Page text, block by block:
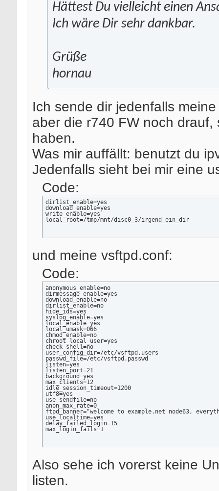
Hättest Du vielleicht einen
Ich wäre Dir sehr dankbar.
Grüße
hornau
Ich sende dir jedenfalls
aber die r740 FW noch
haben.
Was mir auffällt: benutzt du
Jedenfalls sieht bei mir eine
Code:
dirlist_enable=yes
download_enable=yes
write_enable=yes
local_root=/tmp/mnt/disc0_3/irgend_ein_dir
und meine vsftpd.conf:
Code:
anonymous_enable=no
dirmessage_enable=yes
download_enable=no
dirlist_enable=no
hide_ids=yes
syslog_enable=yes
local_enable=yes
local_umask=066
chmod_enable=no
chroot_local_user=yes
check_shell=no
user_config_dir=/etc/vsftpd.users
passwd_file=/etc/vsftpd.passwd
listen=yes
listen_port=21
background=yes
max_clients=12
idle_session_timeout=1200
utf8=yes
use_sendfile=no
anon_max_rate=0
ftpd_banner="welcome to example.net node63,
use_localtime=yes
delay_failed_login=15
max_login_fails=1
Also sehe ich vorerst keine
listen.